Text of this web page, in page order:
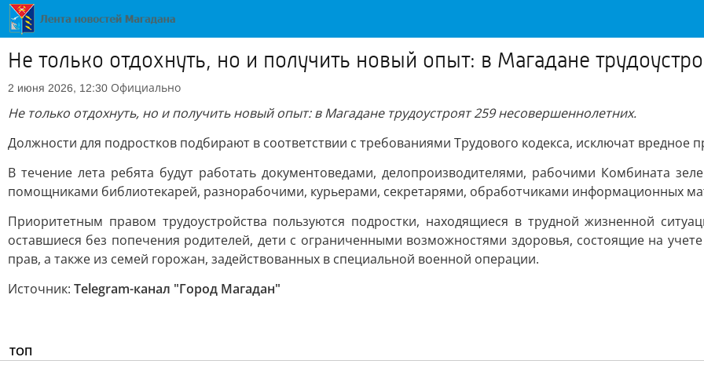
Не только отдохнуть, но и получить новый опыт: в Магадане
2 июня 2026, 12:30 Официально
Не только отдохнуть, но и получить новый опыт: в Магадане трудоустроят 259 несовершеннолетних.
Должности для подростков подбирают в соответствии с требованиями Трудового кодекса, исключат вредное
В течение лета ребята будут работать документоведами, делопроизводителями, рабочими Комбината
помощниками библиотекарей, разнорабочими, курьерами, секретарями, обработчиками информационных
Приоритетным правом трудоустройства пользуются подростки, находящиеся в трудной жизненной
оставшиеся без попечения родителей, дети с ограниченными возможностями здоровья, состоящие на
прав, а также из семей горожан, задействованных в специальной военной операции.
Источник: Telegram-канал "Город Магадан"
ТОП